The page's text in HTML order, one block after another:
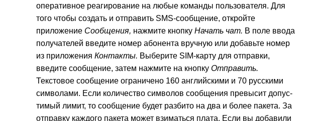
оперативное реагирование на любые команды пользователя. Для
того чтобы создать и отправить SМS-сообщение, откройте
приложение Сообщения, нажмите кнопку Начать чат. В поле ввода
получателей введите номер абонента вручную или добавьте номер
из приложения Контакты. Выберите SIМ-карту для отправки,
введите сообщение, затем нажмите на кнопку Отправить.
Текстовое сообщение ограничено 160 английскими и 70 русскими
символами. Если количество символов сообщения превысит допус­
тимый лимит, то сообщение будет разбито на два и более пакета. За
отправку каждого пакета может взиматься плата. Если вы добавили